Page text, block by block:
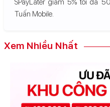
SPayLater giảm 5% tối đa
Tuấn Mobile.
Xem Nhiều Nhất